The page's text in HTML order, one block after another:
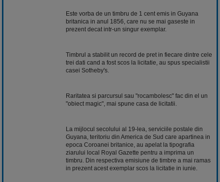
Este vorba de un timbru de 1 cent emis in Guyana
britanica in anul 1856, care nu se mai gaseste in
prezent decat intr-un singur exemplar.
Timbrul a stabilit un record de pret in fiecare dintre cele
trei dati cand a fost scos la licitatie, au spus specialistii
casei Sotheby's.
Raritatea si parcursul sau "rocambolesc" fac din el un
"obiect magic", mai spune casa de licitatii.
La mijlocul secolului al 19-lea, serviciile postale din
Guyana, teritoriu din America de Sud care apartinea in
epoca Coroanei britanice, au apelat la tipografia
ziarului local Royal Gazette pentru a imprima un
timbru. Din respectiva emisiune de timbre a mai ramas
in prezent acest exemplar scos la licitatie in iunie.